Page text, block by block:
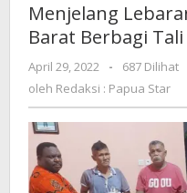
Menjelang
Barat Berbagi
April 29, 2022
oleh
Redaksi
-
687 Dilihat
oleh Redaksi : Papua Star